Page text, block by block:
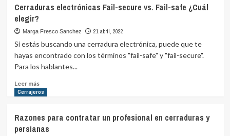
para
una
cerradura
Cerraduras electrónicas Fail-secure vs. Fail-safe ¿Cuál
elegir?
Marga Fresco Sanchez 21 abril, 2022
Si estás buscando una cerradura electrónica, puede que te
hayas encontrado con los términos "fail-safe" y "fail-secure".
Para los hablantes...
Leer másLeer
más
electrónicas
Fail-
Cerrajeros
Razones para contratar un profesional en cerraduras y
persianas